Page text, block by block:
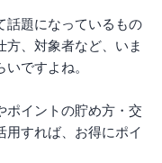
話題になっているもの
、対象者など、いま
ですよね。
ポイントの貯め方・交
用すれば、お得にポイ